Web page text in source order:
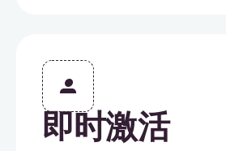
即时激活